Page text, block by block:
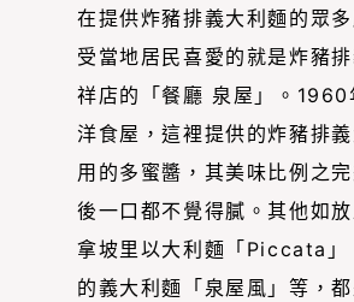
在提供炸豬排義大利麵的眾
受當地居民喜愛的就是炸豬
祥店的「餐廳 泉屋」。1960
洋食屋，這裡提供的炸豬排
用的多蜜醬，其美味比例之
後一口都不覺得膩。其他如
拿坡里以大利麵「Piccata」
的義大利麵「泉屋風」等，